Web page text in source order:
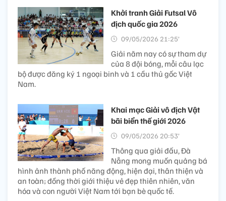
Khởi tranh Giải Futsal Vô
địch quốc gia 2026
09/05/2026 21:25’
Giải năm nay có sự tham dự
của 8 đội bóng, mỗi câu lạc
bộ được đăng ký 1 ngoại binh và 1 cầu thủ gốc Việt
Nam.
Khai mạc Giải vô địch Vật
bãi biển thế giới 2026
09/05/2026 20:53’
Thông qua giải đấu, Đà
Nẵng mong muốn quảng bá
hình ảnh thành phố năng động, hiện đại, thân thiện và
an toàn; đồng thời giới thiệu vẻ đẹp thiên nhiên, văn
hóa và con người Việt Nam tới bạn bè quốc tế.